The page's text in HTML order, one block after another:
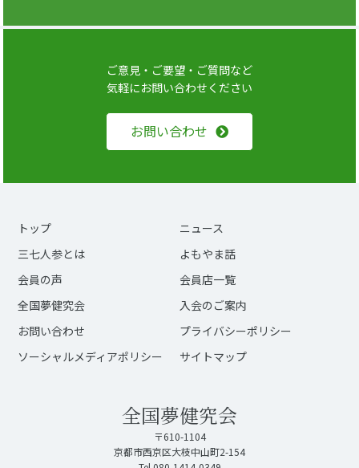
ご意見・ご要望・ご質問など
気軽にお問い合わせください
お問い合わせ
トップ
ニュース
三七人参とは
よもやま話
会員の声
会員店一覧
全国夢健究会
入会のご案内
お問い合わせ
プライバシーポリシー
ソーシャルメディアポリシー
サイトマップ
全国夢健究会
〒610-1104
京都市西京区大枝中山町2-154